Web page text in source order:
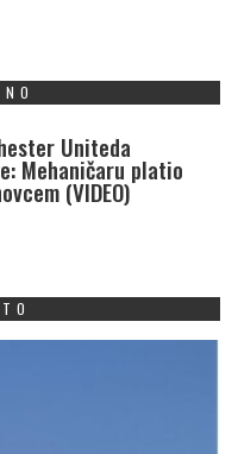
Uniteda
Mehaničaru platio
(VIDEO)